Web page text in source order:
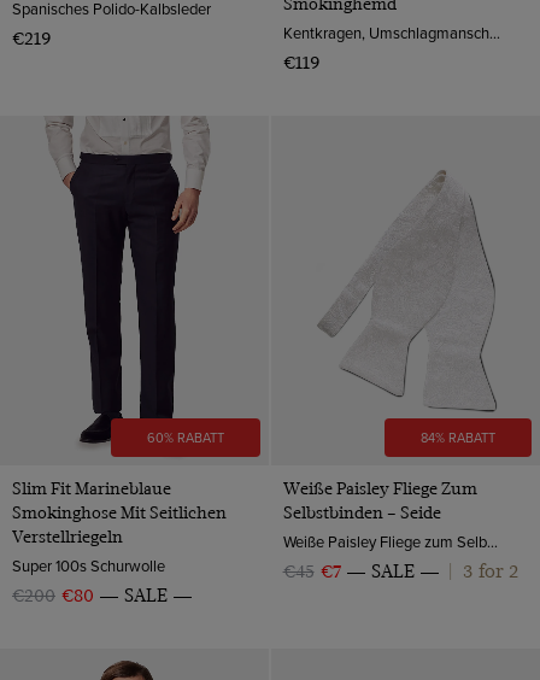
Spanisches Polido-Kalbsleder
€219
Kentkragen, Umschlagmanschette, 2-ply 100s Baumwolle
€119
60% RABATT
Slim Fit Marineblaue
Smokinghose Mit Seitlichen
Verstellriegeln
Super 100s Schurwolle
€200 €80 SALE
84% RABATT
Weiße Paisley Fliege Zum
Selbstbinden – Seide
Weiße Paisley Fliege zum Selbstbinden – 100% Seide | Hawes & Curtis
€45 €7 SALE 3 for 2